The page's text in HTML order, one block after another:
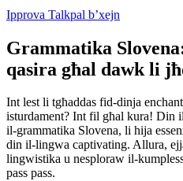
Ipprova Talkpal b’xejn
Grammatika
qasira għal dawk li
Int lest li tgħaddas fid-dinja
isturdament? Int fil għal kura! Din
il-grammatika Slovena, li hija
din il-lingwa captivating. Allura,
lingwistika u nesploraw il-
pass pass.